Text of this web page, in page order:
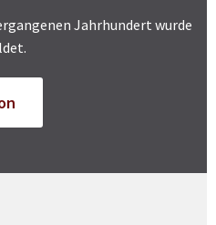
Jahrhundert wurde